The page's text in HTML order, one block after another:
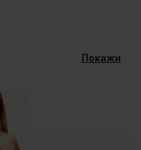
Покажи